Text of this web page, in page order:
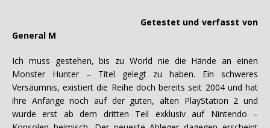
Getestet und verfasst von
General M
Ich muss gestehen, bis zu World nie die Hände an einen
Monster Hunter – Titel gelegt zu haben. Ein schweres
Versäumnis, existiert die Reihe doch bereits seit 2004 und hat
ihre Anfänge noch auf der guten, alten PlayStation 2 und
wurde erst ab dem dritten Teil exklusiv auf Nintendo –